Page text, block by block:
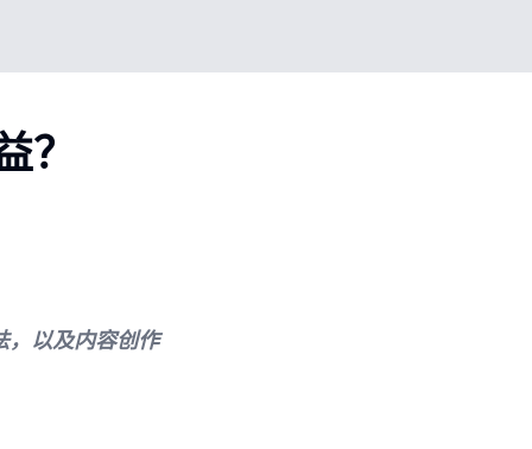
？
，以及内容创作